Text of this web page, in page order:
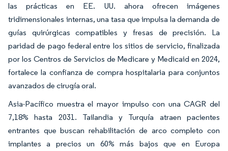
las prácticas en EE. UU. ahora ofrecen imágenes
tridimensionales internas, una tasa que impulsa la demanda de
guías quirúrgicas compatibles y fresas de precisión. La
paridad de pago federal entre los sitios de servicio, finalizada
por los Centros de Servicios de Medicare y Medicaid en 2024,
fortalece la confianza de compra hospitalaria para conjuntos
avanzados de cirugía oral.
Asia-Pacífico muestra el mayor impulso con una CAGR del
7,18% hasta 2031. Tailandia y Turquía atraen pacientes
entrantes que buscan rehabilitación de arco completo con
implantes a precios un 60% más bajos que en Europa